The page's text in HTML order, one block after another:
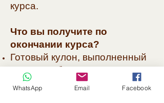
курса.
Что вы получите по
окончании курса?
Готовый кулон, выполненный
в технике бисероплетения;
Навыки и знания для
WhatsApp Email Facebook